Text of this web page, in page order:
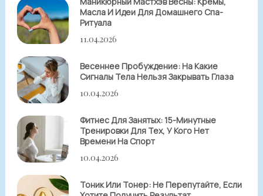
Масла И Идеи Для Домашнего Спа-
Ритуала
11.04.2026
Весеннее Пробуждение: На Какие
Сигналы Тела Нельзя Закрывать Глаза
10.04.2026
Фитнес Для Занятых: 15-Минутные
Тренировки Для Тех, У Кого Нет
Времени На Спорт
10.04.2026
Тоник Или Тонер: Не Перепутайте, Если